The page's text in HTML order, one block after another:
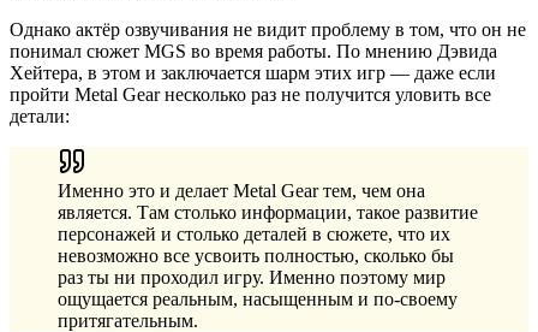
Однако актёр озвучивания не видит проблему в том, что он не
понимал сюжет MGS во время работы. По мнению Дэвида
Хейтера, в этом и заключается шарм этих игр — даже если
пройти Metal Gear несколько раз не получится уловить все
детали:
Именно это и делает Metal Gear тем, чем она
является. Там столько информации, такое развитие
персонажей и столько деталей в сюжете, что их
невозможно все усвоить полностью, сколько бы
раз ты ни проходил игру. Именно поэтому мир
ощущается реальным, насыщенным и по-своему
притягательным.